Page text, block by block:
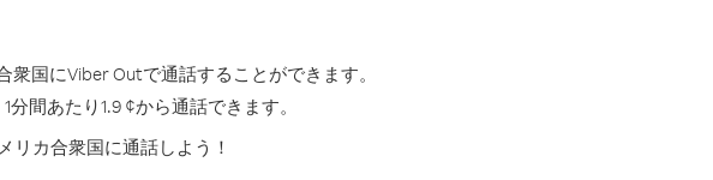
国にViber Outで通話することができます。
間あたり1.9 ¢から通話できます。
リカ合衆国に通話しよう！